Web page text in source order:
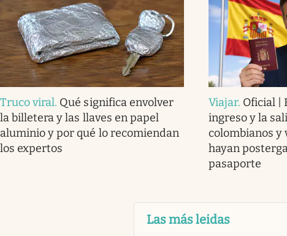
Truco viral. Qué significa envolver
la billetera y las llaves en papel
aluminio y por qué lo recomiendan
los expertos
Viajar. Oficial |
ingreso y la
colombianos y
hayan
pasaporte
Las más leidas